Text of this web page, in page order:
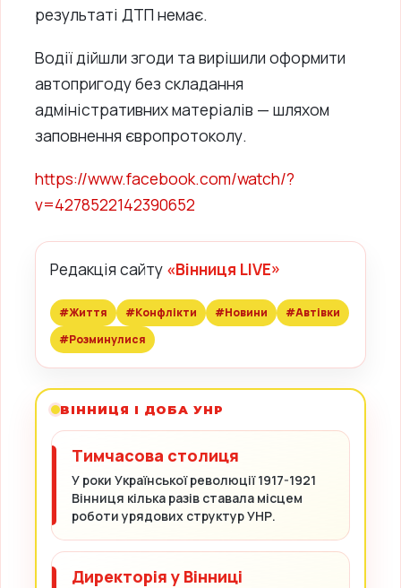
результаті ДТП немає.
Водії дійшли згоди та вирішили оформити
автопригоду без складання
адміністративних матеріалів — шляхом
заповнення європротоколу.
https://www.facebook.com/watch/?
v=4278522142390652
Редакція сайту «Вінниця LIVE»
#Життя #Конфлікти #Новини
#Автівки
#Розминулися
ВІННИЦЯ І ДОБА УНР
Тимчасова столиця
У роки Української революції 1917-1921
Вінниця кілька разів ставала місцем
роботи урядових структур УНР.
Директорія у Вінниці